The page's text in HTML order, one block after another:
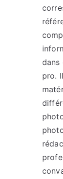
dans
pro.